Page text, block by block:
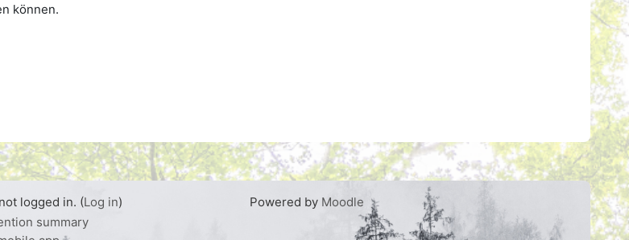
können.
logged in. (Log in)
summary
Powered by Moodle